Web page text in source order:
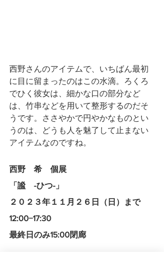
西野さんのアイテムで、いちばん最初
に目に留まったのはこの水滴。ろくろ
でひく彼女は、細かな口の部分など
は、竹串などを用いて整形するのだそ
うです。ささやかで円やかなものとい
うのは、どうも人を魅了して止まない
アイテムなのですね。
西野　希　個展
「謐　-ひつ-」
２０２３年１１月２６日（日）まで
12:00−17:30
最終日のみ15:00閉廊